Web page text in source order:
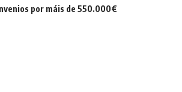
por máis de 550.000€